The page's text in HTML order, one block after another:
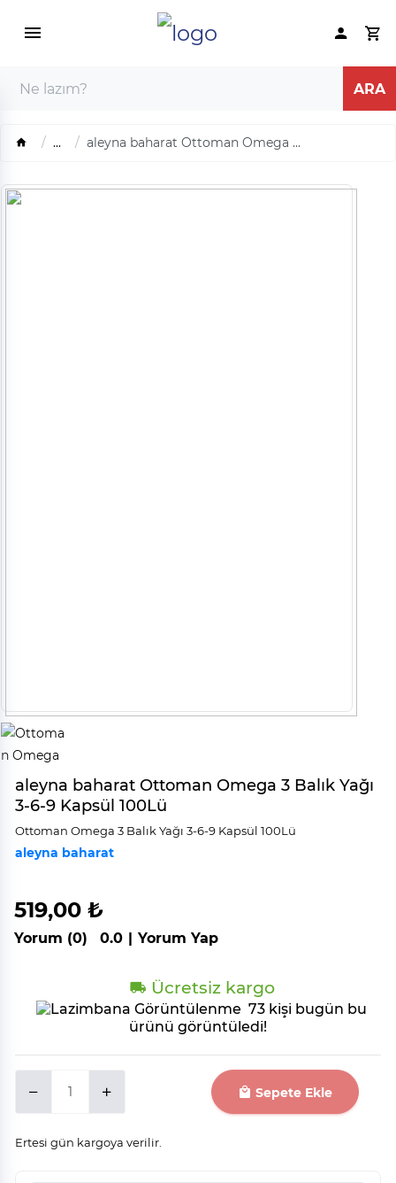
... aleyna baharat Ottoman Omega ...
aleyna baharat Ottoman Omega 3 Balık Yağı
3-6-9 Kapsül 100Lü
Ottoman Omega 3 Balık Yağı 3-6-9 Kapsül 100Lü
aleyna baharat
519,00 ₺
Yorum (0) 0.0 | Yorum Yap
Ücretsiz kargo
73 kişi bugün bu
ürünü görüntüledi!
Sepete Ekle
Ertesi gün kargoya verilir.